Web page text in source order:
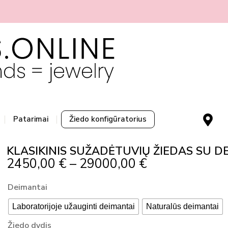
Patarimai Žiedo konfigūratorius
M
a
-
k
e
KLASIKINIS SUŽADĖTUVIŲ ŽIEDAS SU
2450,00 € – 29000,00 €
Through
29000,00 €
Deimantai
Laboratorijoje užauginti deimantai Naturalūs deimantai
Žiedo dydis
produkto
KLASIKINIS
SUŽADĖTUVIŲ